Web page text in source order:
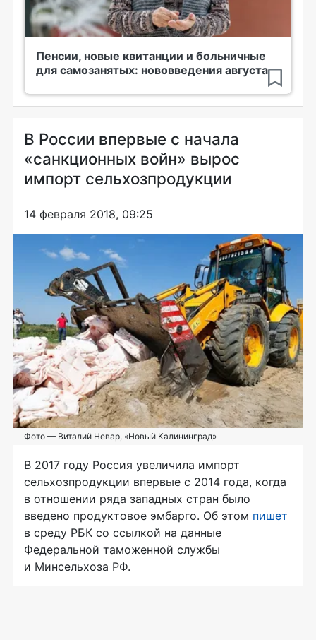
Пенсии, новые квитанции и больничные
для самозанятых: нововведения августа
В России впервые с начала
«санкционных войн» вырос
импорт сельхозпродукции
14 февраля 2018, 09:25
Фото — Виталий Невар, «Новый Калининград»
В 2017 году Россия увеличила импорт
сельхозпродукции впервые с 2014 года, когда
в отношении ряда западных стран было
введено продуктовое эмбарго. Об этом пишет
в среду РБК со ссылкой на данные
Федеральной таможенной службы
и Минсельхоза РФ.